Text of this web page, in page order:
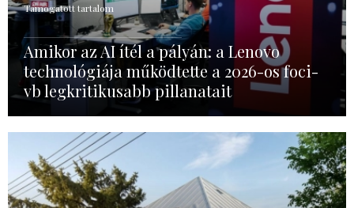
Támogatott tartalom
Amikor az AI ítél a pályán: a Lenovo
technológiája működtette a 2026-os foci-
vb legkritikusabb pillanatait